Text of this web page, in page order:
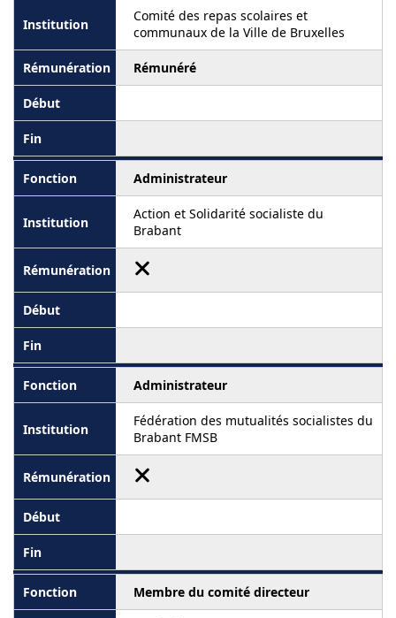
Comité des repas scolaires et
communaux de la Ville de Bruxelles
Rémunéré
Administrateur
Action et Solidarité socialiste du
Brabant
Administrateur
Fédération des mutualités socialistes du
Brabant FMSB
Membre du comité directeur